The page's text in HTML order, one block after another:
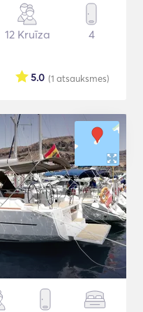
12 Kruīza 4
(1 atsauksmes)
5.0